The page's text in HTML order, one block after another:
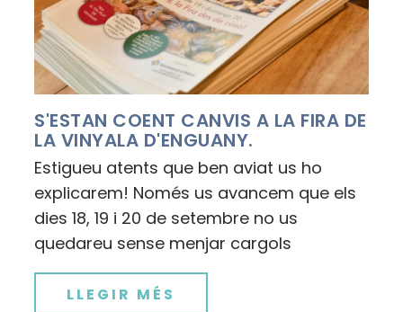
S'ESTAN COENT CANVIS A LA FIRA DE
LA VINYALA D'ENGUANY.
Estigueu atents que ben aviat us ho
explicarem! Només us avancem que els
dies 18, 19 i 20 de setembre no us
quedareu sense menjar cargols
LLEGIR MÉS